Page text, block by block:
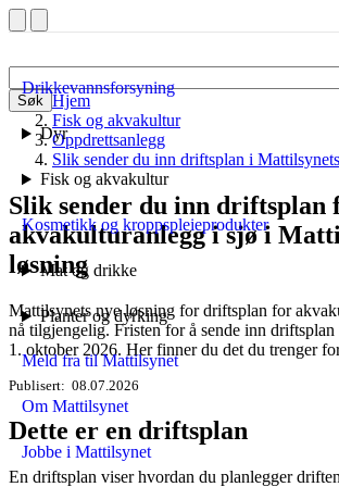
Søk
Drikkevannsforsyning
Dyr
Fisk og akvakultur
Kosmetikk og kroppspleieprodukter
Mat og drikke
Planter og dyrking
Meld fra til Mattilsynet
Om Mattilsynet
Jobbe i Mattilsynet
Hjem
Fisk og akvakultur
Oppdrettsanlegg
Slik sender du inn driftsplan i
Slik sender du inn driftsplan
akvakulturanlegg i sjø i
løsning
Mattilsynets nye løsning for driftsplan for
nå tilgjengelig. Fristen for å sende inn
1. oktober 2026. Her finner du det du trenger
Publisert 08.07.2026
Dette er en driftsplan
En driftsplan viser hvordan du planlegger